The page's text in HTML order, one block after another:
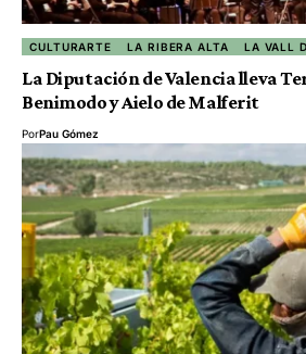
CULTURARTE LA RIBERA ALTA LA VALL
La Diputación de Valencia lleva
Benimodo y Aielo de Malferit
PorPau Gómez